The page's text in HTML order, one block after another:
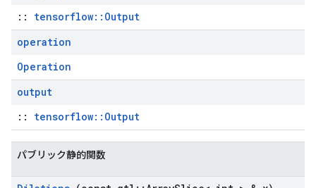
:: tensorflow::Output
operation
Operation
output
:: tensorflow::Output
パブリック静的関数